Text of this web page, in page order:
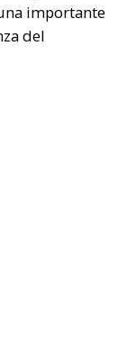
importante
del